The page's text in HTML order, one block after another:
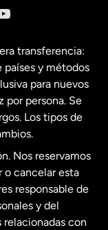
transferencia:
países y métodos
para nuevos
por persona. Se
Los tipos de
Nos reservamos
o cancelar esta
responsable de
y del
con